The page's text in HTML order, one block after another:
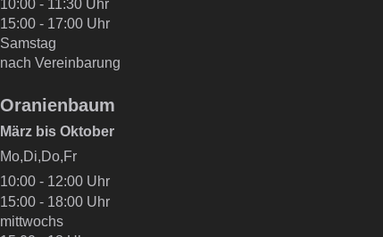
10:00 - 11:30 Uhr
15:00 - 17:00 Uhr
Samstag
nach Vereinbarung
Oranienbaum
März bis Oktober
Mo,Di,Do,Fr
10:00 - 12:00 Uhr
15:00 - 18:00 Uhr
mittwochs